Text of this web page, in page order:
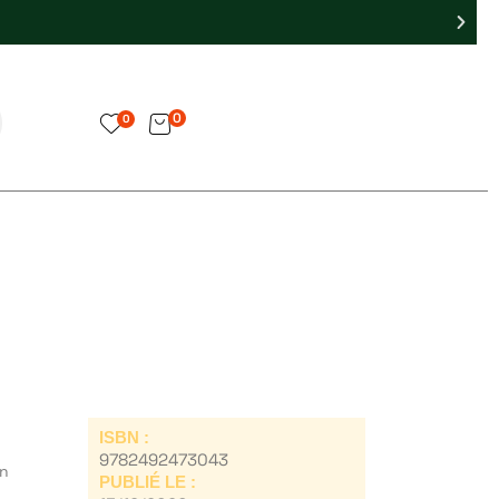
0 0
ISBN :
9782492473043
PUBLIÉ LE :